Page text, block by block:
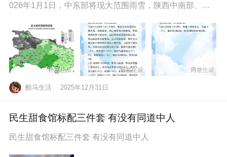
026年1月1日，中东部将现大范围雨雪，陕西中南部、山
酷马生活 2025年12月31日
民生甜食馆标配三件套 有没有同道中人
民生甜食馆标配三件套 有没有同道中人